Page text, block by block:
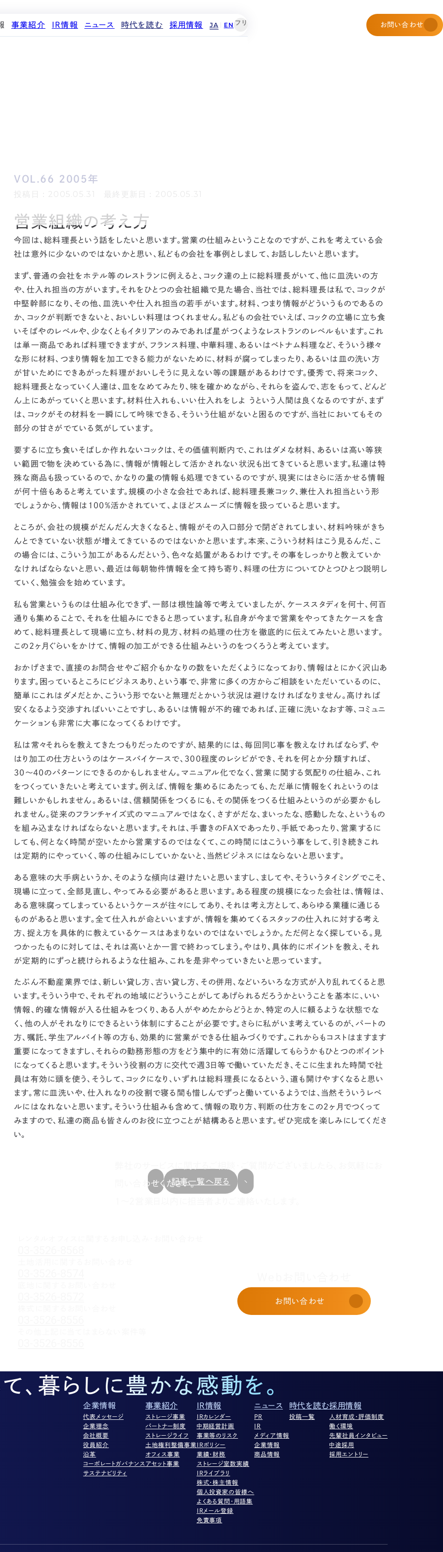
事業紹介 IR情報
よくある質問・用語集
IRメール登録
ニュース 時代を読む 採用情報 JA EN お問い合わせ
VOL.66 2005年
投稿日：2005.05.31 最終更新日：2005.05.31
営業組織の考え方
今回は、総料理長という話をしたいと思います。 営業の仕組みということなのですが、 これを考えている会
社は意外に少ないのではないかと思い、私どもの会社を事例としまして、お話ししたいと思います。
まず、普通の会社をホテル等のレストランに例えると、コック達の上に総料理長がいて、他に皿洗いの方
や、仕入れ担当の方がいます。それをひとつの会社組織で見た場合、当社では、総料理長は私で、コックが
中堅幹部になり、その他、皿洗いや仕入れ担当の若手がいます。材料、 つまり情報がどういうものであるの
か、コックが判断できないと、おいしい料理はつくれません。 私どもの会社でいえば、コックの立場に立ち食
いそばやのレベルや、少なくともイタリアンのみであれば星がつくようなレストランのレベルもいます。これ
は単一商品であれば料理できますが、フランス料理、中華料理、あるいはベトナム料理など、そういう様々
な形に材料、 つまり情報を加工できる能力がないために、材料が腐ってしまったり、あるいは皿の洗い方
が甘いためにできあがった料理がおいしそうに見えない等の課題があるわけです。優秀で、将来コック、
総料理長となっていく人達は、皿をなめてみたり、味を確かめながら、それらを盗んで、志をもって、どんど
ん上にあがっていくと思います。材料仕入れも、いい仕入れをしよ うという人間は良くなるのですが、 まず
は、コックがその材料を一瞬にして吟味できる、そういう仕組がないと困るのですが、当社においてもその
部分の甘さがでている気がしています。
要するに立ち食いそばしか作れないコックは、その価値判断内で、これはダメな材料、あるいは高い等狭
い範囲で物を決めている為に、情報が情報として活かされない状況も出てきている と思います。 私達は特
殊な商品も扱っているので、かなりの量の情報も処理できているのですが、現実にはさらに活かせる情報
が何十倍もあると考えています。規模の小さな会社であれば、総料理長兼コック、兼仕入れ担当という形
でしょうから、情報は100%活かされていて、よほどスムーズに情報を扱っていると思います。
ところが、会社の規模がだんだん大きくなると、情報がその入口部分で閉ざされてしまい、材料吟味がきち
んとできていない状態が増えてきている のではないかと思います。本来、こういう材料はこう見るんだ、こ
の場合には、こういう加工があるんだという、色々な処置があるわけです。その事をしっかりと教えていか
なければならないと思い、最近は毎朝物件情報を全て持ち寄り、料理の仕方についてひとつひとつ説明し
ていく、勉強会を始めています。
私も営業というものは仕組み化できず、一部は根性論等で考えていましたが、 ケーススタディを何十、何百
通りも集めることで、それを仕組みにできる と思っています。私自身が今まで営業をやってきたケースを含
めて、総料理長として現場に立ち、材料の見方、材料の処理の仕方を徹底的に伝えてみたいと思います。
この2ヶ月ぐらいをかけて、情報の加工ができる仕組みというのをつくろうと考えています。
おかげさまで、直接のお問合せやご紹介もかなりの数をいただくようになっており、情報はとにかく沢山あ
ります。困っているところにビジネスあり、という事で、非常に多くの方からご相談をいただいているのに、
簡単にこれはダメだとか、こういう形でないと無理だとかいう状況は避けなければなりません。 高ければ
安くなるよう交渉すればいい ことですし、あるいは情報が不的確であれば、正確に洗いなおす等、コミュニ
ケーションも非常に大事になってくるわけです。
私は常々それらを教えてきたつもりだったのですが、結果的には、毎回同じ事を教えなければならず、や
はり加工の仕方というのはケースバイケースで、300程度のレシピができ、それを何とか分類すれば、
30〜40のパターンにできるのかもしれません。マニュアル化でなく、 営業に関する気配りの仕組み、これ
をつくっていきたいと考えています。例えば、情報を集めるにあたっても、ただ単に情報をくれというのは
難しいかもしれません。あるいは、信頼関係をつくるにも、その関係をつくる仕組みというのが必要かもし
れません。従来のフランチャイズ式のマニュアルではなく、さすがだな、まいったな、感動したな、というもの
を組み込まなければならない と思います。それは、手書きのFAXであったり、手紙であったり、営業するに
しても、何となく時間が空いたから営業するのではなくて、この時間にはこういう事をして、引き続きこれ
は定期的にやっていく、等の仕組みにしていかないと、当然ビジネスにはならないと思います。
ある意味の大手病というか、そのような傾向は避けたいと思いますし、ましてや、 そういうタイミングでこそ、
現場に立って、全部見直し、やってみる必要があると思います。 ある程度の規模になった会社は、情報は、
ある意味腐ってしまっているというケースが往々にしてあり、それは考え方として、あらゆる業種に通じる
ものがあると思います。全て仕入れが命といいますが、情報を集めてくるスタッフの仕入れに対する考え
方、捉え方を具体的に教えているケースはあまりないのではないでしょうか。ただ何となく探している。見
つかったものに対しては、それは高いとか一言で終わってしまう。 やはり、具体的にポイントを教え、それ
が定期的にずっと続けられるような仕組み、これを是非やっていきたいと思っています。
たぶん不動産業界では、新しい貸し方、古い貸し方、その併用、などいろいろな方式が入り乱れてくると思
います。そういう中で、それぞれの地域にどういうことがしてあげられるだろうかということを基本に、いい
情報、的確な情報が入る仕組みをつくり、ある人がやめたからどうとか、特定の人に頼るような状態でな
く、他の人がそれなりにできるという体制にすることが必要です。 さらに私がいま考えているのが、パートの
方、嘱託、学生アルバイト等の方も、効果的に営業ができる仕組みづくりです。 これからもコストはますます
重要になってきますし、それらの勤務形態の方をどう集中的に有効に活躍してもらうかもひとつのポイント
になってくると思います。 そういう役割の方に交代で週3日等で働いていただき、そこに生まれた時間で社
員は有効に頭を使う、そうして、コックになり、いずれは総料理長になるという、道も開けやすくなると思い
ます。常に皿洗いや、仕入れなりの役割で寝る間も惜しんでずっと働いているようでは、当然そういうレベ
ルにはなれないと思います。そういう仕組みも含めて、情報の取り方、判断の仕方をこの2ヶ月でつくって
みますので、私達の商品も皆さんのお役に立つことが結構あると思います。ぜひ完成を楽しみにしてくださ
い。
記事一覧へ戻る
問い合わせください。
お問い合わせ
、暮らしに豊かな感動を。
企業情報
代表メッセージ
企業理念
会社概要
役員紹介
沿革
コーポレートガバナンス
サステナビリティ
事業紹介
ストレージ事業
パートナー制度
ストレージライフ
土地権利整備事業
オフィス事業
アセット事業
IR情報
IRカレンダー
中期経営計画
事業等のリスク
IRポリシー
業績・財務
ストレージ室数実績
IRライブラリ
株式・株主情報
個人投資家の皆様へ
よくある質問・用語集
IRメール登録
免責事項
ニュース
PR
IR
メディア情報
企業情報
商品情報
時代を読む
投稿一覧
採用情報
人材育成・評価制度
働く環境
先輩社員インタビュー
中途採用
採用エントリー